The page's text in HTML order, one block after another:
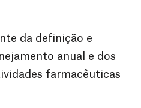
da definição e
anual e dos
farmacêuticas